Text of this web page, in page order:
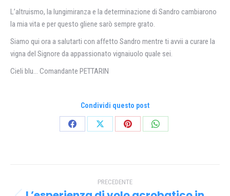
L’altruismo, la lungimiranza e la determinazione di Sandro cambiarono
la mia vita e per questo gliene sarò sempre grato.
Siamo qui ora a salutarti con affetto Sandro mentre ti avvii a curare la
vigna del Signore da appassionato vignaiuolo quale sei.
Cieli blu… Comandante PETTARIN
Condividi questo post
CondividiCondividiCondividiCondividi
PRECEDENTE